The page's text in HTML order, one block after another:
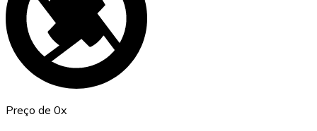
ETH
Preço de 0x